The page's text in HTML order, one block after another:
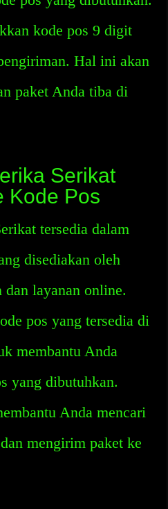
kode pos 9 digit
Hal ini akan
paket Anda tiba di
Serikat
Kode Pos
tersedia dalam
disediakan oleh
dan layanan online.
pos yang tersedia di
membantu Anda
yang dibutuhkan.
Anda mencari
mengirim paket ke